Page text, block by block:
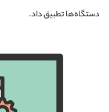
دستگاه‌ها تطبیق داد.